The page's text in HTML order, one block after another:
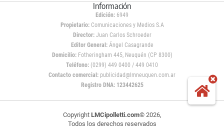
Información
Edición: 6949
Propietario:Comunicaciones y Medios S.A
Director: Juan Carlos Schroeder
Editor General:Ángel Casagrande
Domicilio:Fotheringham 445, Neuquén (CP 8300)
Teléfono: (0299) 449 0400 / 449 0410
Contacto comercial: publicidad@lmneuquen.com.ar
Registro DNA: 123442625
Copyright LMCipolletti.com© 2026,
Todos los derechos reservados